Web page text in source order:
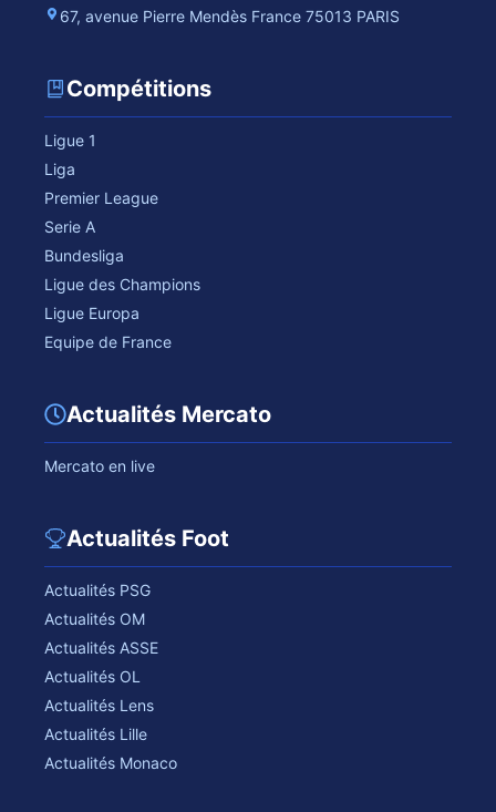
67, avenue Pierre Mendès France 75013 PARIS
Compétitions
Ligue 1
Liga
Premier League
Serie A
Bundesliga
Ligue des Champions
Ligue Europa
Equipe de France
Actualités Mercato
Mercato en live
Actualités Foot
Actualités PSG
Actualités OM
Actualités ASSE
Actualités OL
Actualités Lens
Actualités Lille
Actualités Monaco